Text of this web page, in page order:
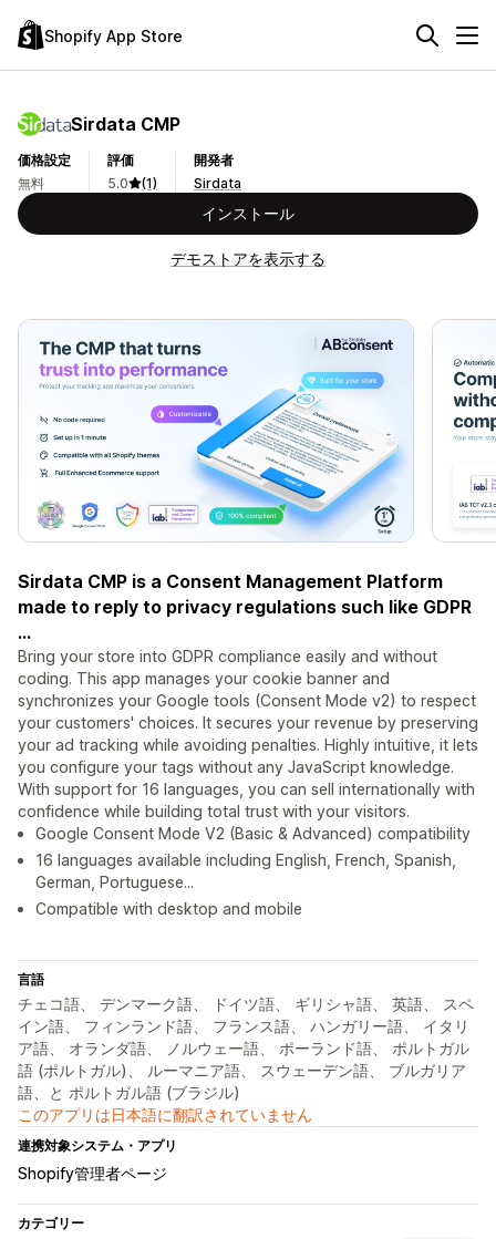
Shopify App Store
Sirdata CMP
価格設定
無料
評価
5.0
(1)
開発者
Sirdata
インストール
デモストアを表示する
Sirdata CMP is a Consent Management Platform
made to reply to privacy regulations such like GDPR
...
Bring your store into GDPR compliance easily and without
coding. This app manages your cookie banner and
synchronizes your Google tools (Consent Mode v2) to respect
your customers' choices. It secures your revenue by preserving
your ad tracking while avoiding penalties. Highly intuitive, it lets
you configure your tags without any JavaScript knowledge.
With support for 16 languages, you can sell internationally with
confidence while building total trust with your visitors.
Google Consent Mode V2 (Basic & Advanced) compatibility
16 languages available including English, French, Spanish,
German, Portuguese...
Compatible with desktop and mobile
言語
チェコ語、 デンマーク語、 ドイツ語、 ギリシャ語、 英語、 スペ
イン語、 フィンランド語、 フランス語、 ハンガリー語、 イタリ
ア語、 オランダ語、 ノルウェー語、 ポーランド語、 ポルトガル
語 (ポルトガル)、 ルーマニア語、 スウェーデン語、 ブルガリア
語、と ポルトガル語 (ブラジル)
このアプリは日本語に翻訳されていません
連携対象システム・アプリ
Shopify管理者ページ
カテゴリー